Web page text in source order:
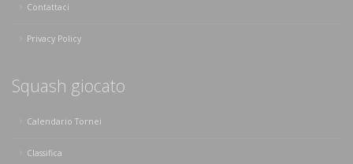
Contattaci
Privacy Policy
Squash giocato
Calendario Tornei
Classifica